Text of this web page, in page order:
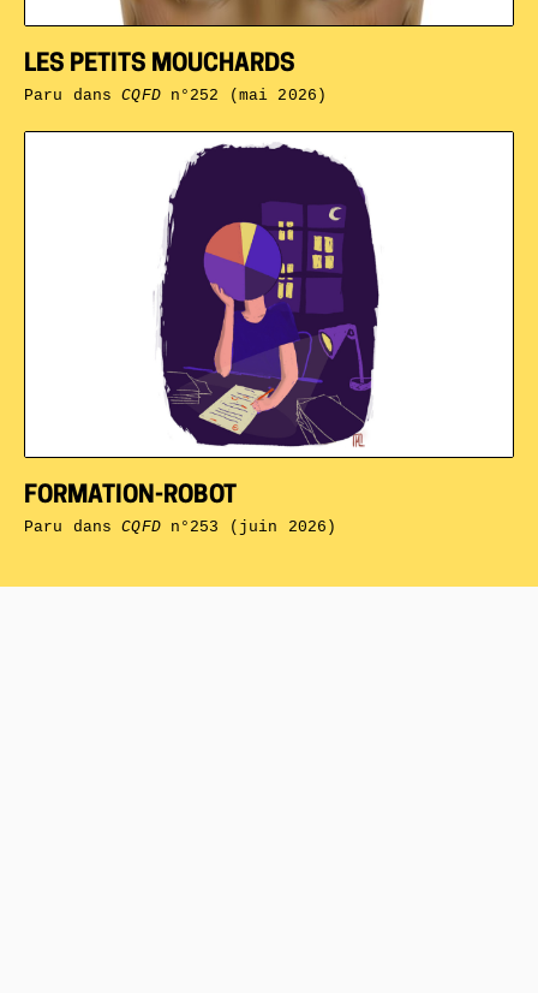
FORMATION-ROBOT
Paru dansCQFDn°253 (juin 2026)
LES PETITS MOUCHARDS
Paru dansCQFDn°252 (mai 2026)